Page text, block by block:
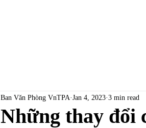
Những thay đổi
Ban Văn Phòng VnTPA Jan 4, 2023 3 min read